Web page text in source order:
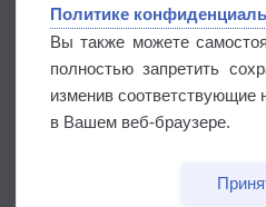
Политике
Вы также можете
полностью запретить
изменив соответствующие
в Вашем веб-браузере.